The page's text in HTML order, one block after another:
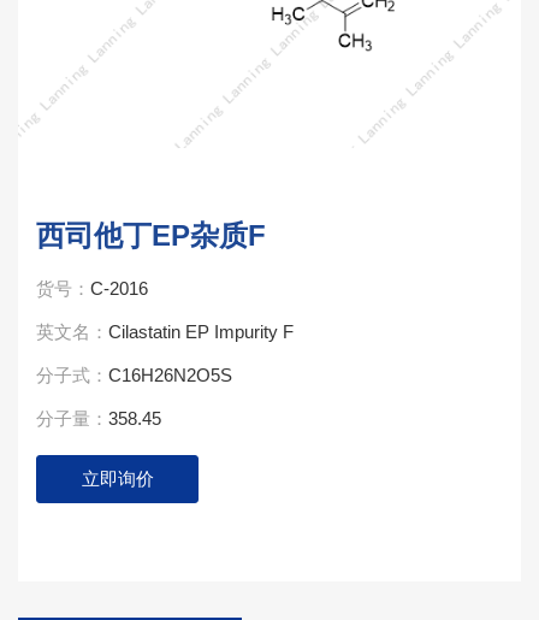
西司他丁EP杂质F
货号： C-2016
英文名： Cilastatin EP Impurity F
分子式： C16H26N2O5S
分子量： 358.45
立即询价